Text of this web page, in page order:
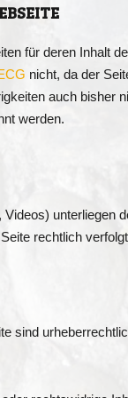
für deren Inhalt
nicht, da der
auch bisher
werden.
unterliegen
rechtlich
sind